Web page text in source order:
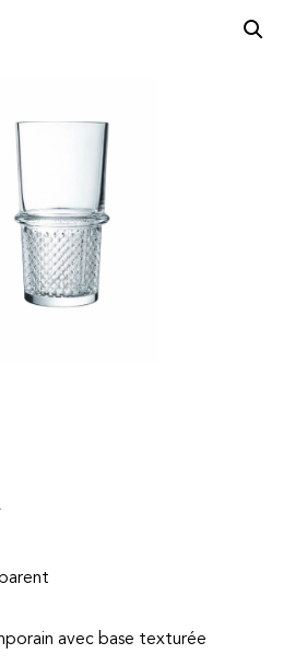
avec base texturée